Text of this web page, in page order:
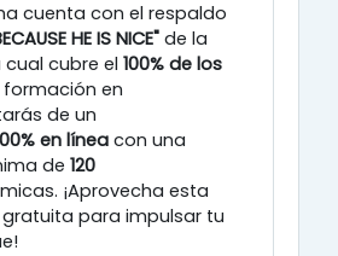
cuenta con el respaldo
HE IS NICE"de la
cual cubre el 100% de los
en
de un
en línea con una
de 120
. ¡Aprovecha esta
para impulsar tu